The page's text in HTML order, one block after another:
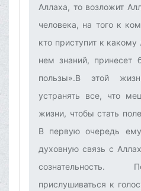
Аллаха, то возложит
человека, на того к
кто приступит к
нем знаний, принесет
пользы».В этой
устранять все, что
жизни, чтобы стать
В первую очередь
духовную связь с
сознательность.
прислушиваться к